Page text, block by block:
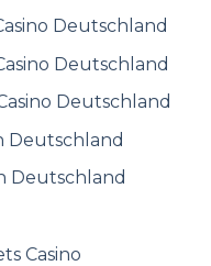
Deutschland
Deutschland
Deutschland
Deutschland
Deutschland
Casino